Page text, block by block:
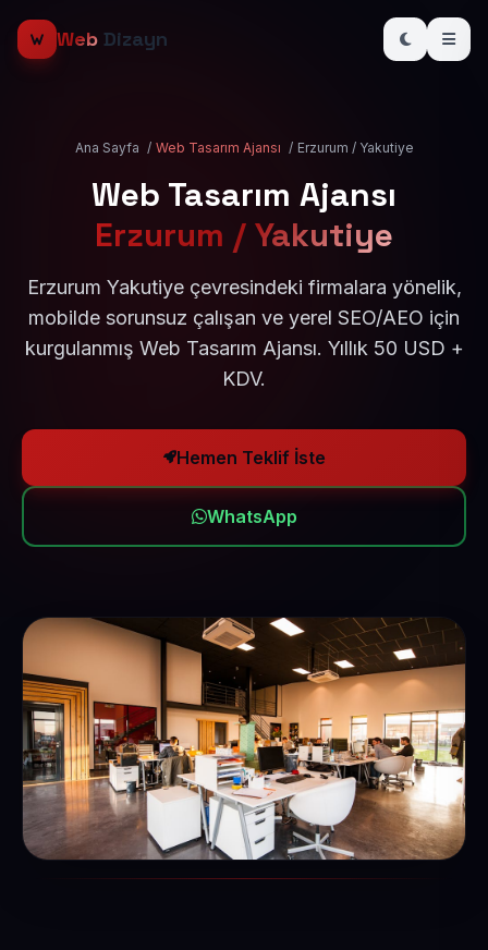
Web Dizayn
Ana Sayfa / Web Tasarım Ajansı / Erzurum / Yakutiye
Web Tasarım Ajansı
Erzurum / Yakutiye
Erzurum Yakutiye çevresindeki firmalara yönelik,
mobilde sorunsuz çalışan ve yerel SEO/AEO için
kurgulanmış Web Tasarım Ajansı. Yıllık 50 USD +
KDV.
Hemen Teklif İste
WhatsApp